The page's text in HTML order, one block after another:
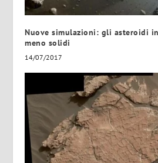
Nuove simulazioni: gli asteroidi
meno solidi
14/07/2017